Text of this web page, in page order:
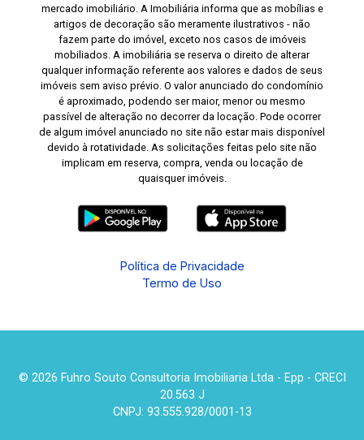
mercado imobiliário. A Imobiliária informa que as mobílias e
artigos de decoração são meramente ilustrativos - não
fazem parte do imóvel, exceto nos casos de imóveis
mobiliados. A imobiliária se reserva o direito de alterar
qualquer informação referente aos valores e dados de seus
imóveis sem aviso prévio. O valor anunciado do condomínio
é aproximado, podendo ser maior, menor ou mesmo
passível de alteração no decorrer da locação. Pode ocorrer
de algum imóvel anunciado no site não estar mais disponível
devido à rotatividade. As solicitações feitas pelo site não
implicam em reserva, compra, venda ou locação de
quaisquer imóveis.
Política de Privacidade
Termo de Uso
© 2026 Fuhro Souto Consultoria Imobiliaria Ltda - Epp - CRECI
20.563 J
CNPJ: 93.555.928/0001-13